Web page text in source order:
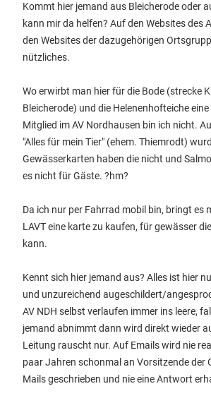
Kommt hier jemand aus Bleicherode oder
kann mir da helfen? Auf den Websites des
den Websites der dazugehörigen
nützliches.
Wo erwirbt man hier für die Bode (strecke
Bleicherode) und die Helenenhofteiche
Mitglied im AV Nordhausen bin ich nicht.
"Alles für mein Tier" (ehem. Thiemrodt)
Gewässerkarten haben die nicht und
es nicht für Gäste. ?hm?
Da ich nur per Fahrrad mobil bin, bringt es
LAVT eine karte zu kaufen, für gewässer
kann.
Kennt sich hier jemand aus? Alles ist hier
und unzureichend augeschildert/
AV NDH selbst verlaufen immer ins leere,
jemand abnimmt dann wird direkt wieder
Leitung rauscht nur. Auf Emails wird nie
paar Jahren schonmal an Vorsitzende der
Mails geschrieben und nie eine Antwort